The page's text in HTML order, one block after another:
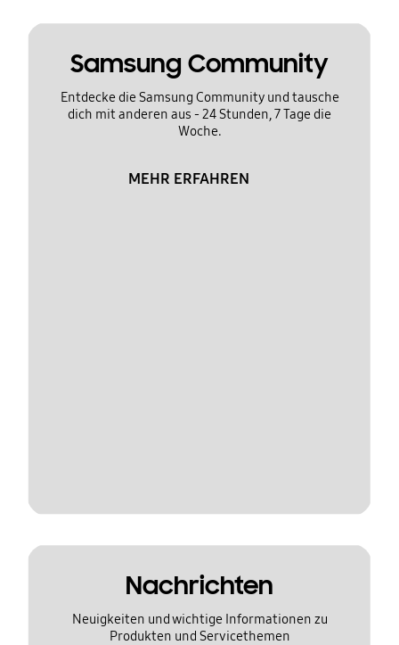
Samsung Community
Entdecke die Samsung Community und tausche
dich mit anderen aus - 24 Stunden, 7 Tage die
Woche.
MEHR ERFAHREN
Nachrichten
Neuigkeiten und wichtige Informationen zu
Produkten und Servicethemen